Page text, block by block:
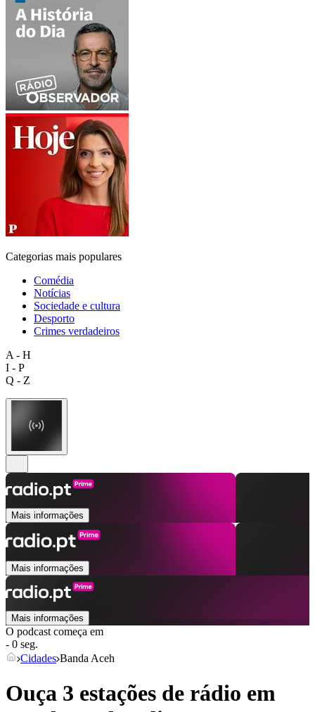
Categorias mais populares
Comédia
Notícias
Sociedade e cultura
Desporto
Crimes verdadeiros
A - H
I - P
Q - Z
Mais informações
Mais informações
Mais informações
O podcast começa em
- 0 seg.
Cidades Banda Aceh
Ouça 3 estações de rádio em